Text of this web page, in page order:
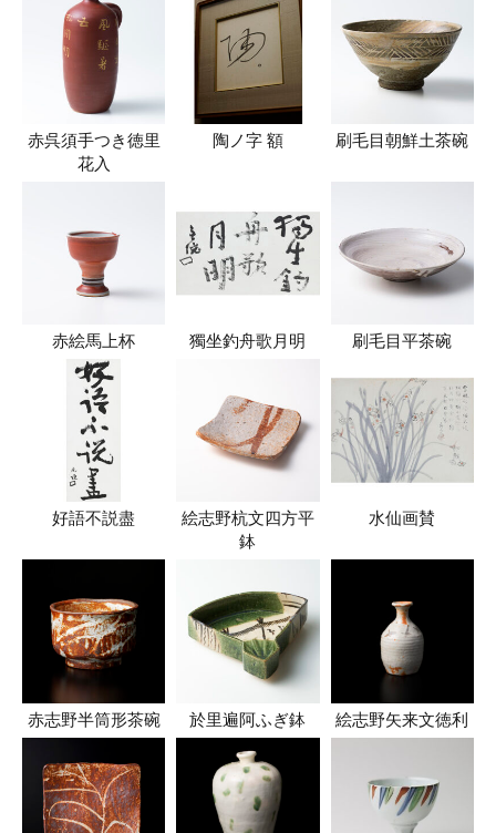
赤呉須手つき徳里
花入
陶ノ字 額 刷毛目朝鮮土茶碗
赤絵馬上杯 獨坐釣舟歌月明 刷毛目平茶碗
好語不説盡
絵志野杭文四方平
鉢
水仙画賛
赤志野半筒形茶碗 於里遍阿ふぎ鉢 絵志野矢来文徳利